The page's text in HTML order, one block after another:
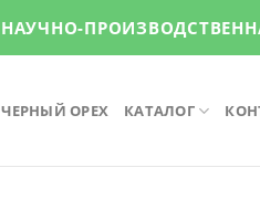
НАУЧНО-
ЧЕРНЫЙ ОРЕХ КАТАЛОГ